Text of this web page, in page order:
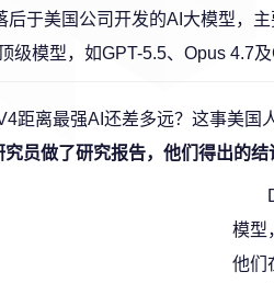
后于美国公司开发的AI大模型，
级模型，如GPT-5.5、Opus 4.7
距离最强AI还差多远？这事美国
员做了研究报告，他们得出的
模型
他们